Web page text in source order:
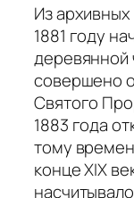
Из архивных
1881 году
деревянной
совершено
Святого
1883 года
тому
конце XIX